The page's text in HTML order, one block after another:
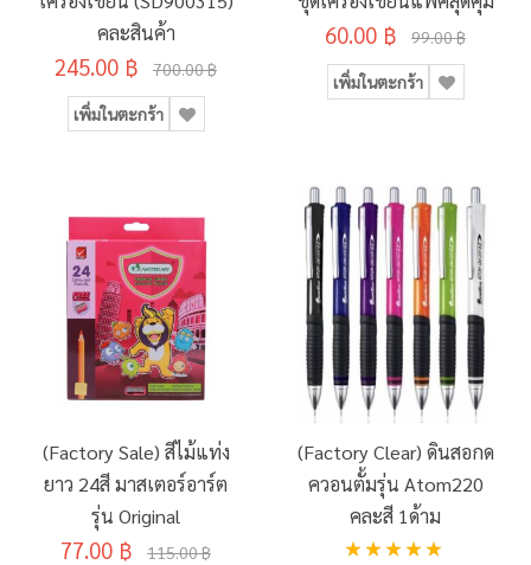
คละสินค้า
245.00 ฿ 700.00 ฿
เพิ่มในตะกร้า
60.00 ฿ 99.00 ฿
เพิ่มในตะกร้า
(Factory Sale) สีไม้แท่ง
ยาว 24สี มาสเตอร์อาร์ต
รุ่น Original
77.00 ฿ 115.00 ฿
(Factory Clear) ดินสอกด
ควอนตั้มรุ่น Atom220
คละสี 1ด้าม
อันดับ: